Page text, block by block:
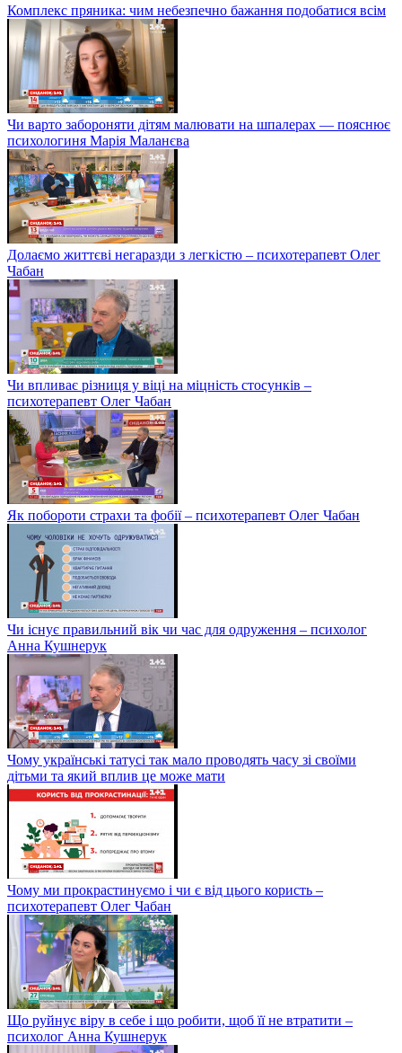
Комплекс пряника: чим небезпечно бажання подобатися всім
Чи варто забороняти дітям малювати на шпалерах — пояснює
психологиня Марія Маланєва
Долаємо життєві негаразди з легкістю – психотерапевт Олег
Чабан
Чи впливає різниця у віці на міцність стосунків –
психотерапевт Олег Чабан
Як побороти страхи та фобії – психотерапевт Олег Чабан
Чи існує правильний вік чи час для одруження – психолог
Анна Кушнерук
Чому українські татусі так мало проводять часу зі своїми
дітьми та який вплив це може мати
Чому ми прокрастинуємо і чи є від цього користь –
психотерапевт Олег Чабан
Що руйнує віру в себе і що робити, щоб її не втратити –
психолог Анна Кушнерук